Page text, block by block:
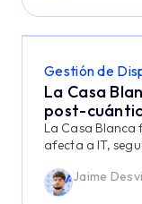
Gestión de
La Casa
post-
La Casa Blanca
afecta a IT,
Jaime